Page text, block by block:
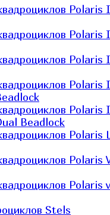
Polaris
Polaris
Polaris
Polaris
Polaris
Beadlock
Polaris
Polaris
Polaris
Stels